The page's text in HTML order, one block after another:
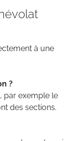
à une
?
par exemple le
des sections.